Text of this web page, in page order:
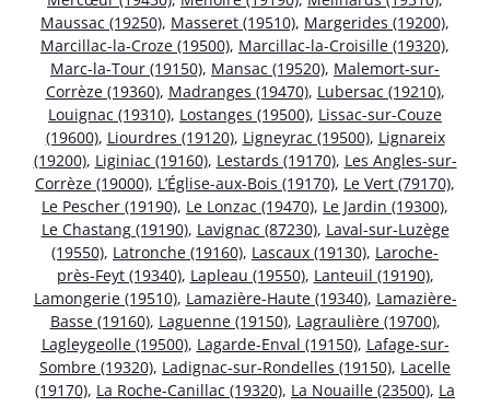
Maussac (19250), Masseret (19510), Margerides (19200),
Marcillac-la-Croze (19500), Marcillac-la-Croisille (19320),
Marc-la-Tour (19150), Mansac (19520), Malemort-sur-
Corrèze (19360), Madranges (19470), Lubersac (19210),
Louignac (19310), Lostanges (19500), Lissac-sur-Couze
(19600), Liourdres (19120), Ligneyrac (19500), Lignareix
(19200), Liginiac (19160), Lestards (19170), Les Angles-sur-
Corrèze (19000), L’Église-aux-Bois (19170), Le Vert (79170),
Le Pescher (19190), Le Lonzac (19470), Le Jardin (19300),
Le Chastang (19190), Lavignac (87230), Laval-sur-Luzège
(19550), Latronche (19160), Lascaux (19130), Laroche-
près-Feyt (19340), Lapleau (19550), Lanteuil (19190),
Lamongerie (19510), Lamazière-Haute (19340), Lamazière-
Basse (19160), Laguenne (19150), Lagraulière (19700),
Lagleygeolle (19500), Lagarde-Enval (19150), Lafage-sur-
Sombre (19320), Ladignac-sur-Rondelles (19150), Lacelle
(19170), La Roche-Canillac (19320), La Nouaille (23500), La